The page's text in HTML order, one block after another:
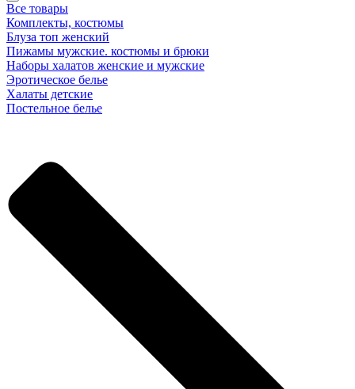
Все товары
Комплекты, костюмы
Блуза топ женский
Пижамы мужские. костюмы и брюки
Наборы халатов женские и мужские
Эротическое белье
Халаты детские
Постельное белье